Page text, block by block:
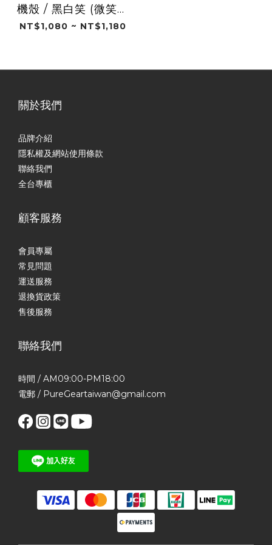
機殼 / 黑白笑 (微笑人
森)
NT$1,080 ~ NT$1,180
關於我們
品牌介紹
隱私權及網站使用條款
聯絡我們
全台專櫃
顧客服務
會員專屬
常見問題
運送服務
退換貨政策
售後服務
聯絡我們
時間 / AM09:00-PM18:00
電郵 / PureGeartaiwan@gmail.com